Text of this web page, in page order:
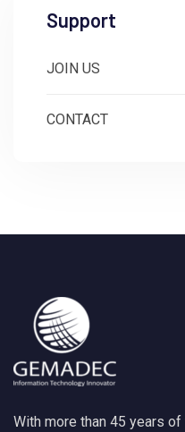
Support
JOIN US
CONTACT
With more than 45 years